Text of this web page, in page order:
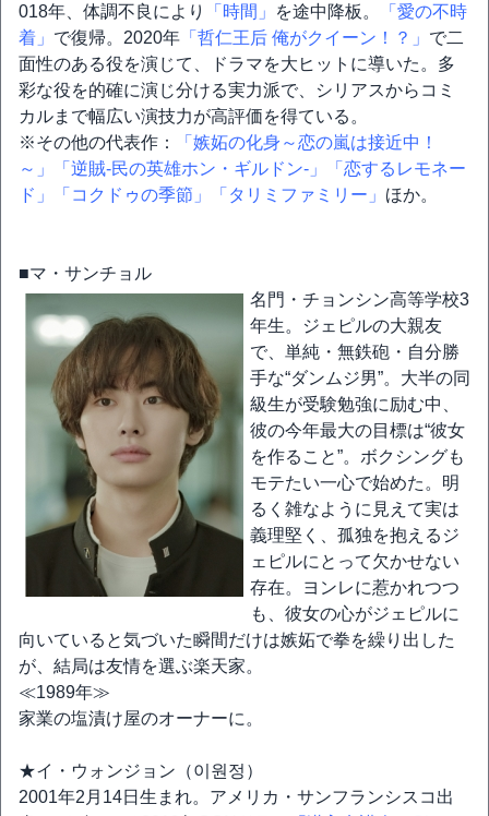
018年、体調不良により
「時間」 を途中降板。
「愛の不時
着」 で復帰。2020年 「哲仁王后 俺がクイーン！？」 で二
面性のある役を演じて、ドラマを大ヒットに導いた。多
彩な役を的確に演じ分ける実力派で、シリアスからコミ
カルまで幅広い演技力が高評価を得ている。
※その他の代表作：
「嫉妬の化身～恋の嵐は接近中！
～」
「逆賊-民の英雄ホン・ギルドン-」
「恋するレモネー
ド」
「コクドゥの季節」 「タリミファミリー」 ほか。
■マ・サンチョル
名門・チョンシン高等学校3
年生。ジェピルの大親友
で、単純・無鉄砲・自分勝
手な“ダンムジ男”。大半の同
級生が受験勉強に励む中、
彼の今年最大の目標は“彼女
を作ること”。ボクシングも
モテたい一心で始めた。明
るく雑なように見えて実は
義理堅く、孤独を抱えるジ
ェピルにとって欠かせない
存在。ヨンレに惹かれつつ
も、彼女の心がジェピルに
向いていると気づいた瞬間だけは嫉妬で拳を繰り出した
が、結局は友情を選ぶ楽天家。
≪1989年≫
家業の塩漬け屋のオーナーに。
★イ・ウォンジョン（이원정）
2001年2月14日生まれ。アメリカ・サンフランシスコ出